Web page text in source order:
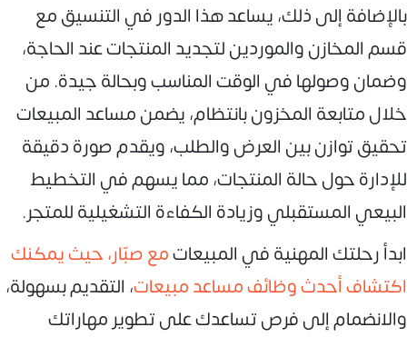
بالإضافة إلى ذلك، يساعد هذا الدور في التنسيق مع
قسم المخازن والموردين لتجديد المنتجات عند الحاجة،
وضمان وصولها في الوقت المناسب وبحالة جيدة. من
خلال متابعة المخزون بانتظام، يضمن مساعد المبيعات
تحقيق توازن بين العرض والطلب، ويقدم صورة دقيقة
للإدارة حول حالة المنتجات، مما يسهم في التخطيط
البيعي المستقبلي وزيادة الكفاءة التشغيلية للمتجر.
ابدأ رحلتك المهنية في المبيعاتمع صبّار، حيث يمكنك
اكتشاف أحدث وظائف مساعد مبيعات، التقديم بسهولة،
والانضمام إلى فرص تساعدك على تطوير مهاراتك